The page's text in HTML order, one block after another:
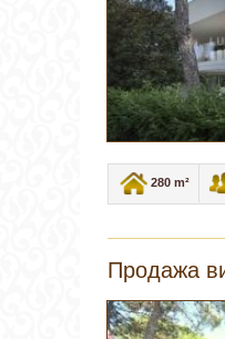
280 m²
Продажа